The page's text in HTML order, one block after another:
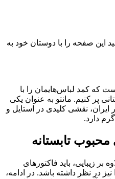
این صفحه را با دوستان خود به
که کمد لباس‌هایمان را با
پر کنیم. مانتو به عنوان یکی
نقشی کلیدی در استایل و
دارد.
محبوب تابستانه
بر زیبایی، باید فاکتورهای
در نظر داشته باشد. در ادامه،